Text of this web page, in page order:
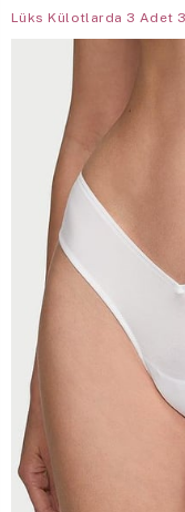
Lüks Külotlarda 3 Adet